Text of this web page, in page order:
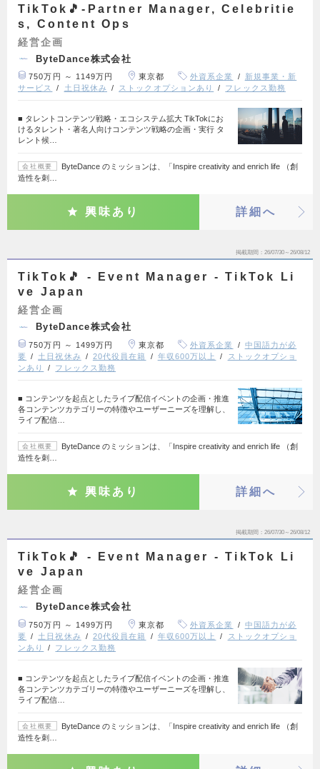
TikTok🎵-Partner Manager, Celebritie
s, Content Ops
経営企画
ByteDance株式会社
750万円 ～ 1149万円 東京都 外資系企業
新規事業・新
サービス
土日祝休み ストックオプションあり フレックス勤務
■ タレントコンテンツ戦略・エコシステム拡大 TikTokにお
けるタレント・著名人向けコンテンツ戦略の企画・実行 タ
レント候…
会社概要
ByteDance のミッションは、「Inspire creativity and enrich life （創
造性を刺…
興味あり 詳細へ
掲載期間 26/07/30～26/08/12
TikTok🎵 - Event Manager - TikTok Li
ve Japan
経営企画
ByteDance株式会社
750万円 ～ 1499万円 東京都 外資系企業
中国語力が必
要
土日祝休み 20代役員在籍 年収600万以上
ストックオプショ
ンあり
フレックス勤務
■ コンテンツを起点としたライブ配信イベントの企画・推進
各コンテンツカテゴリーの特徴やユーザーニーズを理解し、
ライブ配信…
会社概要
ByteDance のミッションは、「Inspire creativity and enrich life （創
造性を刺…
興味あり 詳細へ
掲載期間 26/07/30～26/08/12
TikTok🎵 - Event Manager - TikTok Li
ve Japan
経営企画
ByteDance株式会社
750万円 ～ 1499万円 東京都 外資系企業
中国語力が必
要
土日祝休み 20代役員在籍 年収600万以上
ストックオプショ
ンあり
フレックス勤務
■ コンテンツを起点としたライブ配信イベントの企画・推進
各コンテンツカテゴリーの特徴やユーザーニーズを理解し、
ライブ配信…
会社概要
ByteDance のミッションは、「Inspire creativity and enrich life （創
造性を刺…